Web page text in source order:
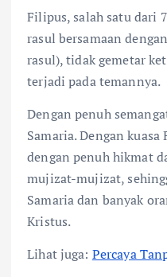
Filipus, salah satu dari
rasul bersamaan
rasul), tidak gemetar
terjadi pada temannya.
Dengan penuh
Samaria. Dengan
dengan penuh hikmat
mujizat-mujizat,
Samaria dan banyak
Kristus.
Lihat juga: Percaya